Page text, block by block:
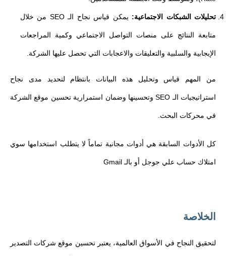
تحليلات الشبكات الاجتماعية: يمكن قياس نجاح الـ SEO من خلال
متابعة النتائج على منصات التواصل الاجتماعي وكمية المراجعات
الإيجابية والسلبية والتعليقات والاعجابات التي تحصل عليها الشركة.
من المهم قياس وتحليل هذه البيانات بانتظام لتحديد مدى نجاح
استراتيجيات الـ SEO وتحسينها وضمان استمرارية تحسين موقع الشركة
في محركات البحث.
كل الأدوات السابقة هي أدوات مجانية تماماً لا يتطلب استخدامها سوي
امتلاك حساب علي جوجل أو بالـ Gmail
الخلاصة
لتحقيق النجاح في الأسواق العالمية، يعتبر تحسين موقع شركات التصدير